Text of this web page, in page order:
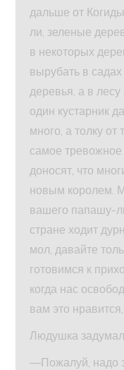
дальше от
ли, зеленые
в некоторых
вырубать в
деревья, а в
один кустарник
много, а толку от
самое
доносят, что
новым королем.
вашего папашу-
стране ходит
мол, давайте
готовимся к
когда нас
вам это
Людушка
—Пожалуй, надо